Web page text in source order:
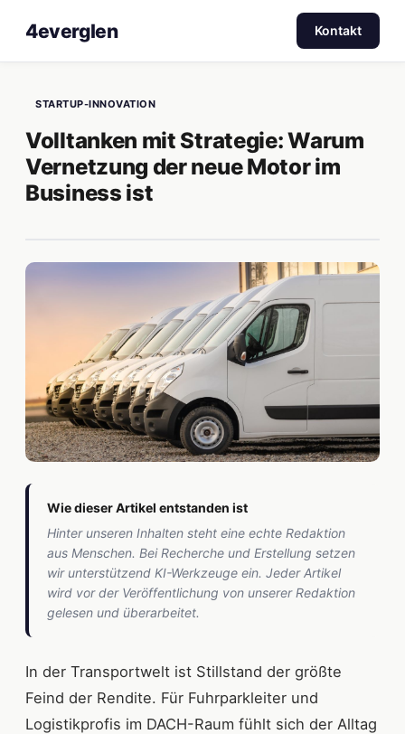
4everglen Kontakt
STARTUP-INNOVATION
Volltanken mit Strategie: Warum
Vernetzung der neue Motor im
Business ist
Wie dieser Artikel entstanden ist
Hinter unseren Inhalten steht eine echte Redaktion
aus Menschen. Bei Recherche und Erstellung setzen
wir unterstützend KI-Werkzeuge ein. Jeder Artikel
wird vor der Veröffentlichung von unserer Redaktion
gelesen und überarbeitet.
In der Transportwelt ist Stillstand der größte
Feind der Rendite. Für Fuhrparkleiter und
Logistikprofis im DACH-Raum fühlt sich der Alltag